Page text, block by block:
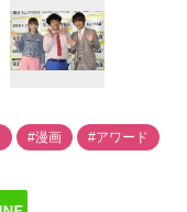
#漫画 #アワード